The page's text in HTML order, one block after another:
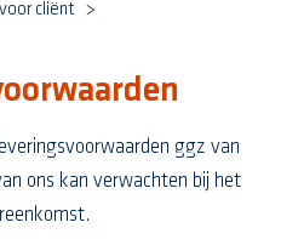
cliënt
ggz van
ons kan verwachten bij het